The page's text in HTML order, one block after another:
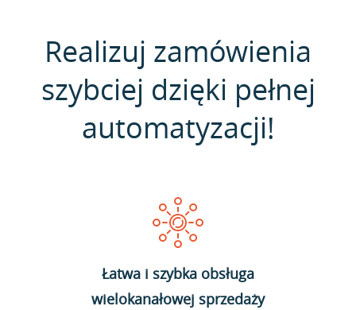
Realizuj zamówienia
szybciej dzięki pełnej
automatyzacji!
Łatwa i szybka obsługa
wielokanałowej sprzedaży